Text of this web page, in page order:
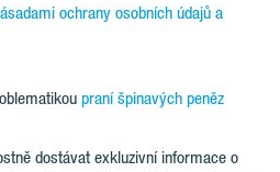
ochrany osobních údajů a
praní špinavých peněz
dostávat exkluzivní informace o